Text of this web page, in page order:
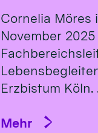
Cornelia Möres
November
Erzbistum Köln.
Mehr